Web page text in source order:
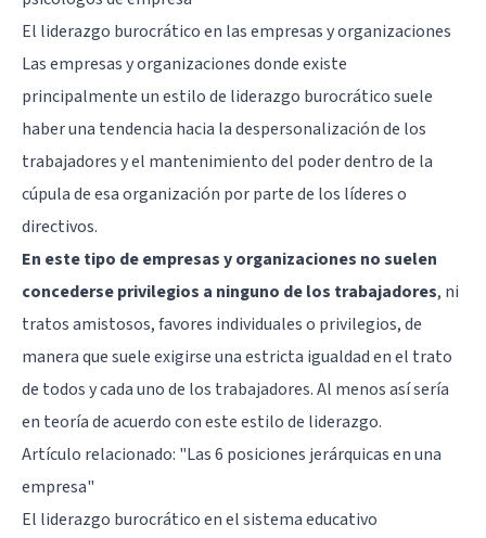
El liderazgo burocrático en las empresas y organizaciones
Las empresas y organizaciones donde existe
principalmente un estilo de liderazgo burocrático suele
haber una tendencia hacia la despersonalización de los
trabajadores y el mantenimiento del poder dentro de la
cúpula de esa organización por parte de los líderes o
directivos.
En este tipo de empresas y organizaciones no suelen
concederse privilegios a ninguno de los trabajadores, ni
tratos amistosos, favores individuales o privilegios, de
manera que suele exigirse una estricta igualdad en el trato
de todos y cada uno de los trabajadores. Al menos así sería
en teoría de acuerdo con este estilo de liderazgo.
Artículo relacionado: "Las 6 posiciones jerárquicas en una
empresa"
El liderazgo burocrático en el sistema educativo